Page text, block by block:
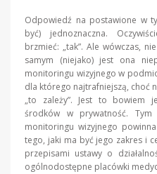
Odpowiedź na postawione w
być) jednoznaczna.
brzmieć: „tak”. Ale wówczas,
samym (niejako) jest ona
monitoringu wizyjnego w
dla którego najtrafniejszą, choć
„to zależy”. Jest to bowiem
środków w prywatność. Tym
monitoringu wizyjnego
tego, jaki ma być jego zakres i
przepisami ustawy o
ogólnodostępne placówki